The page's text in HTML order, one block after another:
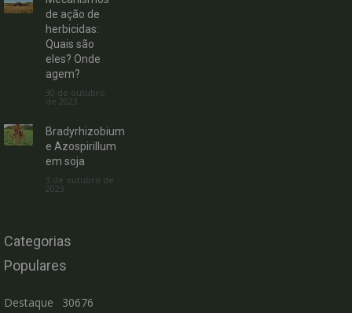
de ação de
herbicidas:
Quais são
eles? Onde
agem?
30 de outubro
de 2023
Bradyrhizobium
e Azospirillum
em soja
3 de outubro de
2023
Categorias
Populares
Destaque
30676